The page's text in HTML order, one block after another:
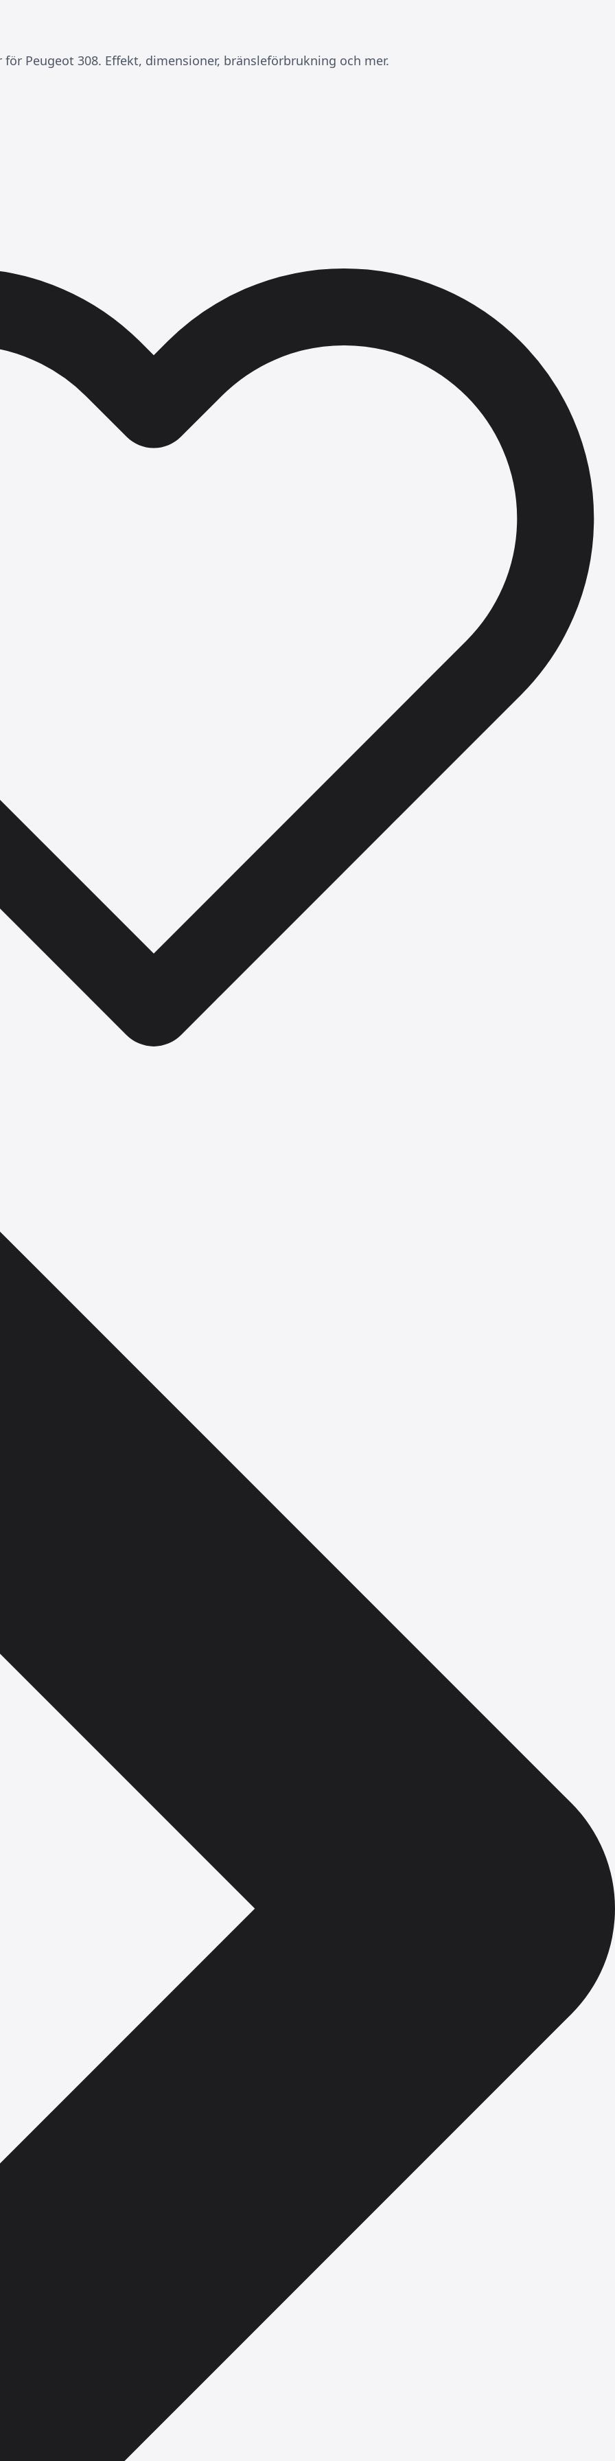
Peugeot 308. Effekt, dimensioner, bränsleförbrukning och mer.